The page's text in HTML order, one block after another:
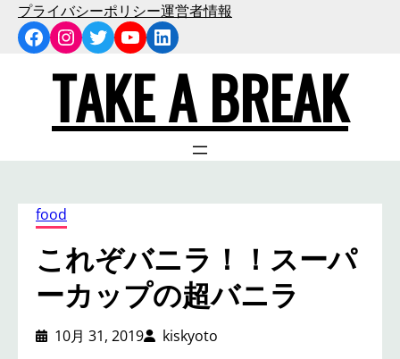
プライバシーポリシー運営者情報
Facebook
Instagram
Twitter
YouTube
LinkedIn
TAKE A BREAK
food
これぞバニラ！！スーパ
ーカップの超バニラ
10月 31, 2019 kiskyoto